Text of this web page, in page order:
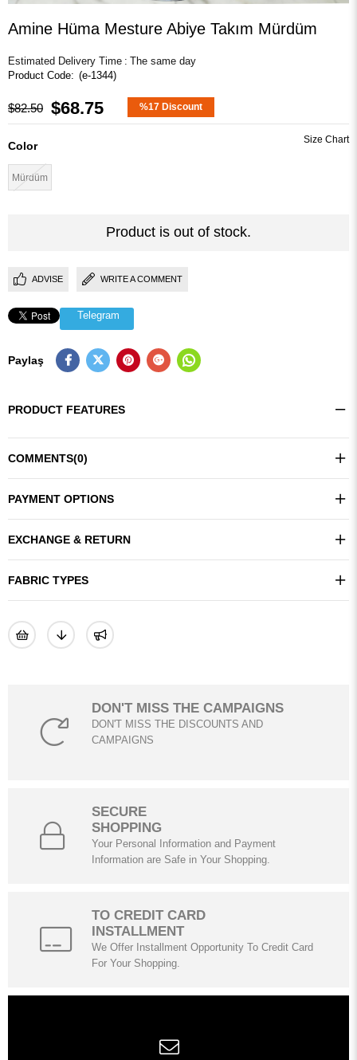
Amine Hüma Mesture Abiye Takım Mürdüm
Estimated Delivery Time : The same day
(e-1344)
$82.50 $68.75 %17 Discount
Color
Mürdüm
Product is out of stock.
ADVISE WRITE A COMMENT
Telegram
Paylaş
PRODUCT FEATURES
COMMENTS(0)
PAYMENT OPTIONS
EXCHANGE & RETURN
FABRIC TYPES
DON'T MISS THE CAMPAIGNS
DON'T MISS THE DISCOUNTS AND
CAMPAIGNS
SECURE
SHOPPING
Your Personal Information and Payment
Information are Safe in Your Shopping.
TO CREDIT CARD
INSTALLMENT
We Offer Installment Opportunity To Credit Card
For Your Shopping.